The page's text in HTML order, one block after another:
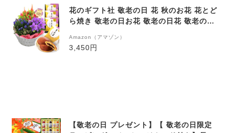
花のギフト社 敬老の日 花 秋のお花 花とど
ら焼き 敬老の日お花 敬老の日花 敬老の日
Amazon（アマゾン）
3,450円
【敬老の日 プレゼント】【 敬老の日限定